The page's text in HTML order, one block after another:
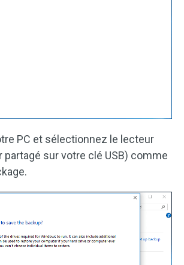
PC et sélectionnez le lecteur
partagé sur votre clé USB) comme